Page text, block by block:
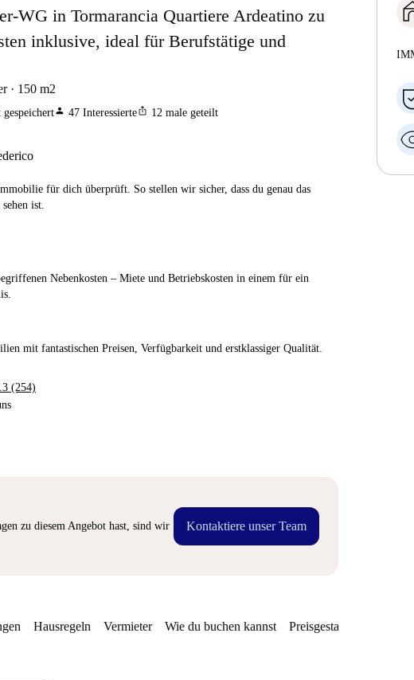
WG in Tormarancia Quartiere Ardeatino zu
inklusive, ideal für Berufstätige und
150 m2
person 47 Interessierteios_share 12 male geteilt
für dich überprüft. So stellen wir sicher, dass du genau das
ist.
Nebenkosten – Miete und Betriebskosten in einem für ein
mit fantastischen Preisen, Verfügbarkeit und erstklassiger Qualität.
(254)
zu diesem Angebot hast, sind wir
Kontaktiere unser Team
Hausregeln Vermieter Wie du buchen kannst Preisgestaltung